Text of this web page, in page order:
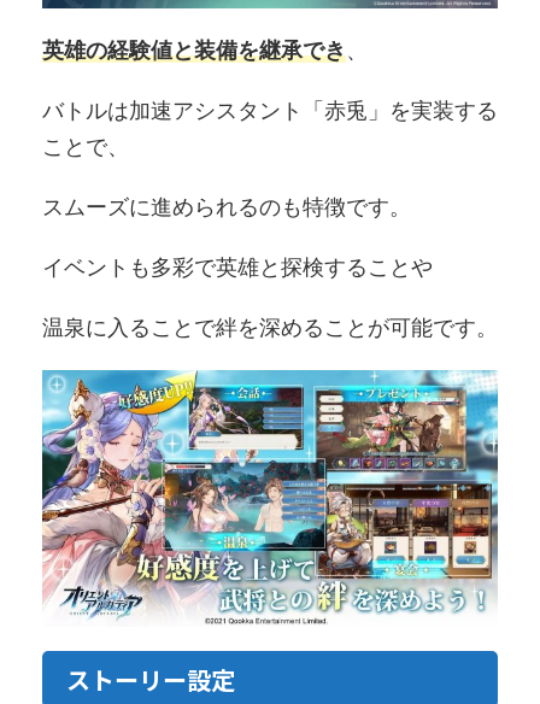
英雄の経験値と装備を継承でき、
バトルは加速アシスタント「赤兎」を実装する
ことで、
スムーズに進められるのも特徴です。
イベントも多彩で英雄と探検することや
温泉に入ることで絆を深めることが可能です。
ストーリー設定